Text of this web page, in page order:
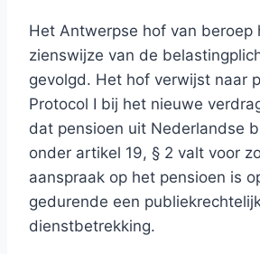
Het Antwerpse hof van beroep
zienswijze van de
gevolgd. Het hof verwijst naar
Protocol I bij het nieuwe
dat pensioen uit Nederlandse
onder artikel 19, § 2 valt voor
aanspraak op het pensioen is
gedurende een
dienstbetrekking.